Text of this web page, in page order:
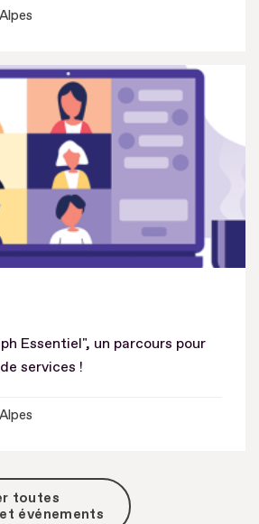
Essentiel", un parcours pour
services !
toutes
événements